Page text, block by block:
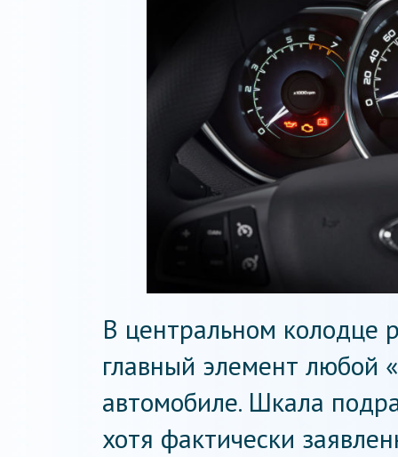
В центральном колодце
главный элемент любой
автомобиле. Шкала
хотя фактически